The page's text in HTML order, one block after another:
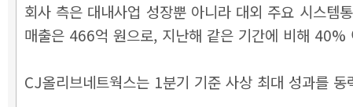
회사 측은 대내사업 성장뿐 아니라 대외 주요 시스템
매출은 466억 원으로, 지난해 같은 기간에 비해 40%
CJ올리브네트웍스는 1분기 기준 사상 최대 성과를